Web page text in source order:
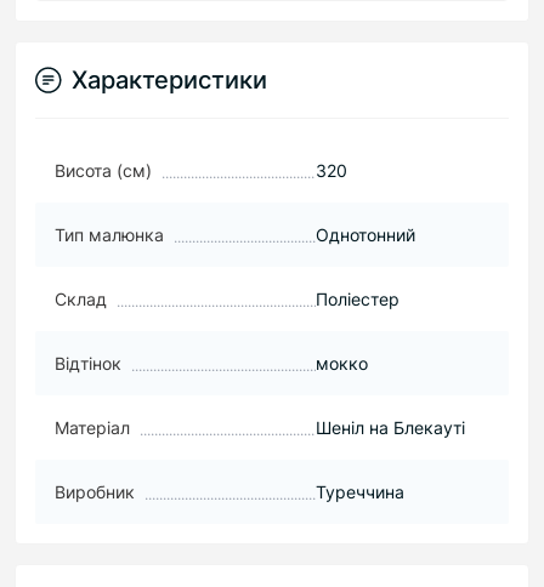
Характеристики
Висота (см) 320
Тип малюнка Однотонний
Склад Поліестер
Відтінок мокко
Матеріал Шеніл на Блекауті
Виробник Туреччина